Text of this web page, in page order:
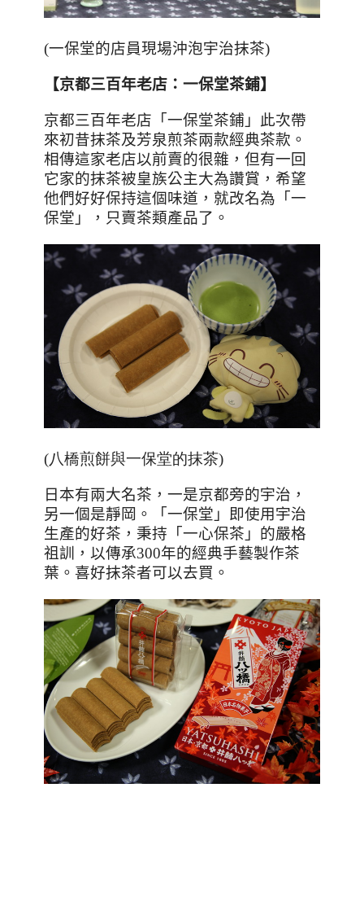
(一保堂的店員現場沖泡宇治抹茶)
【京都三百年老店：一保堂茶鋪】
京都三百年老店「一保堂茶鋪」此次帶
來初昔抹茶及芳泉煎茶兩款經典茶款。
相傳這家老店以前賣的很雜，但有一回
它家的抹茶被皇族公主大為讚賞，希望
他們好好保持這個味道，就改名為「一
保堂」，只賣茶類產品了。
(八橋煎餅與一保堂的抹茶)
日本有兩大名茶，一是京都旁的宇治，
另一個是靜岡。「一保堂」即使用宇治
生產的好茶，秉持「一心保茶」的嚴格
祖訓，以傳承300年的經典手藝製作茶
葉。喜好抹茶者可以去買。